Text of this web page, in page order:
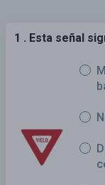
1 . Esta señal